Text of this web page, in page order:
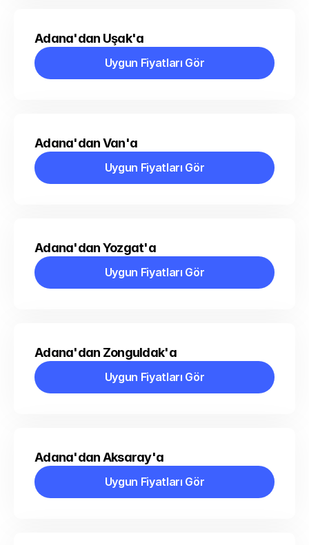
Adana'dan Uşak'a
Uygun Fiyatları Gör
Uygun Fiyatları Gör
Adana'dan Van'a
Uygun Fiyatları Gör
Uygun Fiyatları Gör
Adana'dan Yozgat'a
Uygun Fiyatları Gör
Uygun Fiyatları Gör
Adana'dan Zonguldak'a
Uygun Fiyatları Gör
Uygun Fiyatları Gör
Adana'dan Aksaray'a
Uygun Fiyatları Gör
Uygun Fiyatları Gör